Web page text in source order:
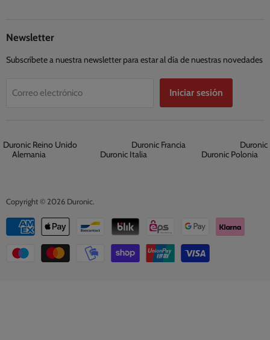
Newsletter
Subscríbete a nuestra newsletter para estar al día de nuestras novedades
Correo electrónico Iniciar sesión
Duronic Reino Unido Duronic Francia
Duronic
Alemania
Duronic Italia Duronic Polonia
Copyright © 2026 Duronic.